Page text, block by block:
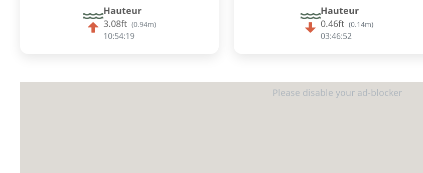
Hauteur
3.08ft (0.94m)
10:54:18
Hauteur
0.46ft (0.14m)
03:46:51